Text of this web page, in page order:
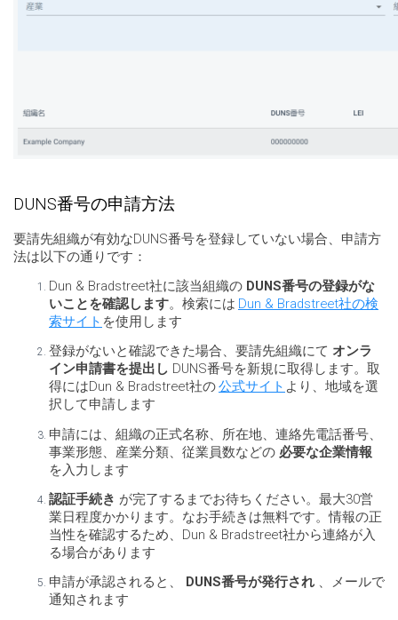
DUNS番号の申請方法
要請先組織が有効なDUNS番号を登録していない場合、申請方
法は以下の通りです：
Dun & Bradstreet社に該当組織の DUNS番号の登録がな
いことを確認します。検索には Dun & Bradstreet社の検
索サイト を使用します
登録がないと確認できた場合、要請先組織にて オンラ
イン申請書を提出し DUNS番号を新規に取得します。取
得にはDun & Bradstreet社の公式サイト より、地域を選
択して申請します
申請には、組織の正式名称、所在地、連絡先電話番号、
事業形態、産業分類、従業員数などの 必要な企業情報
を入力します
認証手続き が完了するまでお待ちください。最大30営
業日程度かかります。なお手続きは無料です。情報の正
当性を確認するため、Dun & Bradstreet社から連絡が入
る場合があります
申請が承認されると、 DUNS番号が発行され 、メールで
通知されます